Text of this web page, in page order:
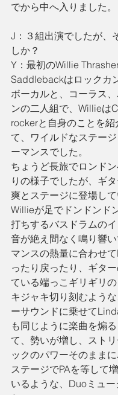
でから中へ入りました。
J：３組出演でしたが、
しか？
Y：最初のWillie
Saddlebackはロックカ
ボーカルと、コーラス
ンの二人組で、Willieは
rockerと自身のことを紹
て、ワイルドなステー
ーマンスでした。
ちょうど長旅でロンド
りの様子でしたが、ギ
爽とステージに登場して
Willieが足でドンドンド
打ちするバスドラムの
音が絶え間なく鳴り響
マンスの熱量に合わせ
ったり戻ったり、ギタ
ている端っこギリギリ
キジャキ切り刻むよう
ーサウンドに乗せて
も同じように楽曲を煽
て、勢いが増し、スト
ックのパワーそのまま
ステージでPAを等して
いるような、Duoミュー